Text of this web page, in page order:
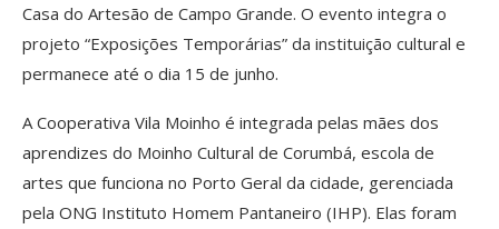
Casa do Artesão de Campo Grande. O evento integra o
projeto “Exposições Temporárias” da instituição cultural e
permanece até o dia 15 de junho.
A Cooperativa Vila Moinho é integrada pelas mães dos
aprendizes do Moinho Cultural de Corumbá, escola de
artes que funciona no Porto Geral da cidade, gerenciada
pela ONG Instituto Homem Pantaneiro (IHP). Elas foram